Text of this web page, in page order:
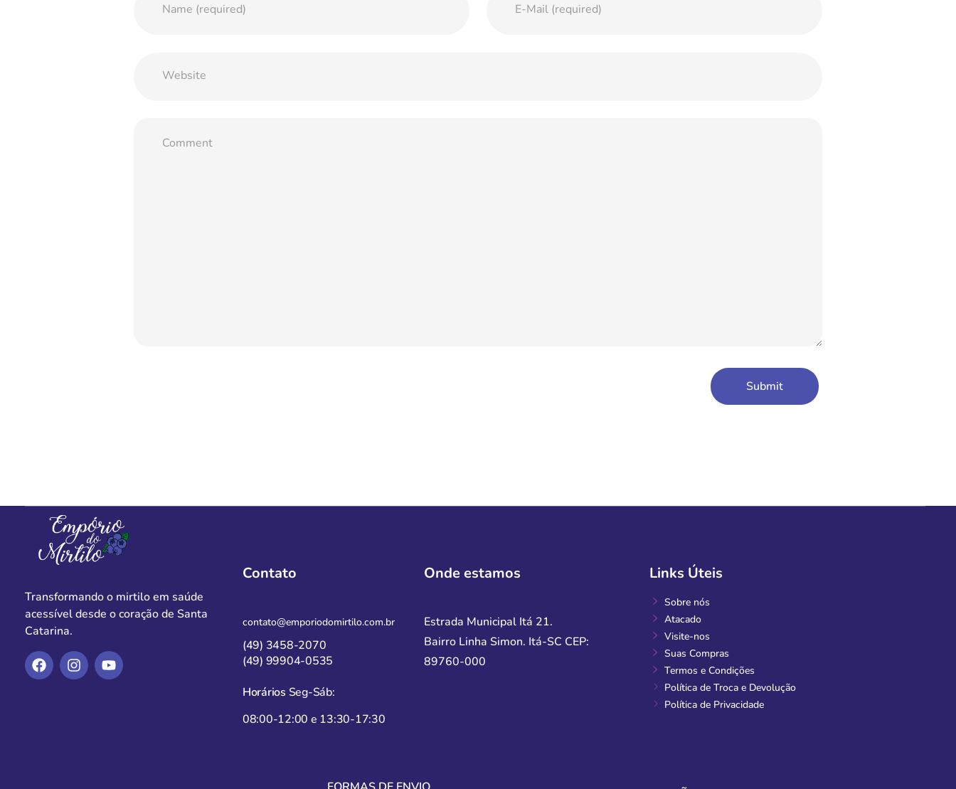
Name (required) E-Mail (required)
Website
Comment
Transformando o mirtilo em saúde
acessível desde o coração de Santa
Catarina.
Contato
contato@emporiodomirtilo.com.br
(49) 3458-2070
(49) 99904-0535
Horários Seg-Sáb:
08:00-12:00 e 13:30-17:30
Onde estamos
Estrada Municipal Itá 21.
Bairro Linha Simon. Itá-SC CEP:
89760-000
Links Úteis
Sobre nós
Atacado
Visite-nos
Suas Compras
Termos e Condições
Política de Troca e Devolução
Política de Privacidade